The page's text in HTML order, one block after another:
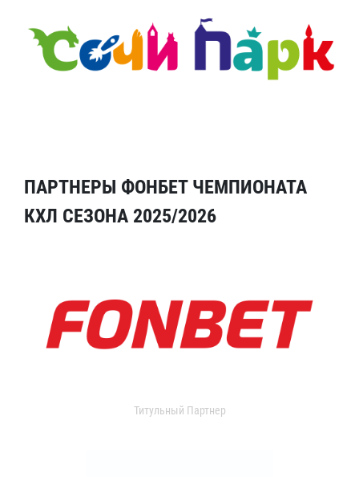
ПАРТНЕРЫ ФОНБЕТ ЧЕМПИОНАТА
КХЛ СЕЗОНА 2025/2026
Титульный Партнер